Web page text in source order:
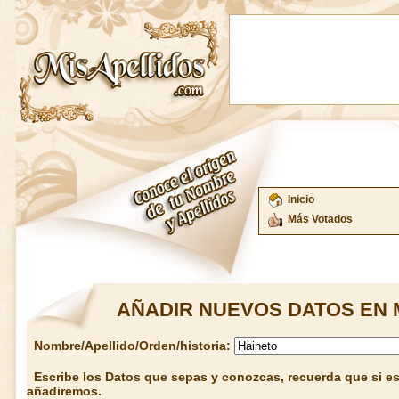
Inicio
Más Votados
AÑADIR NUEVOS DATOS EN
Nombre/Apellido/Orden/historia:
Escribe los Datos que sepas y conozcas, recuerda que si
añadiremos.